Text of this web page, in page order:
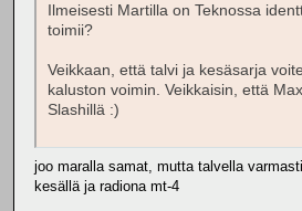
Ilmeisesti Martilla on Teknossa
toimii?
Veikkaan, että talvi ja kesäsarja
kaluston voimin. Veikkaisin, että
Slashillä :)
joo maralla samat, mutta talvella
kesällä ja radiona mt-4